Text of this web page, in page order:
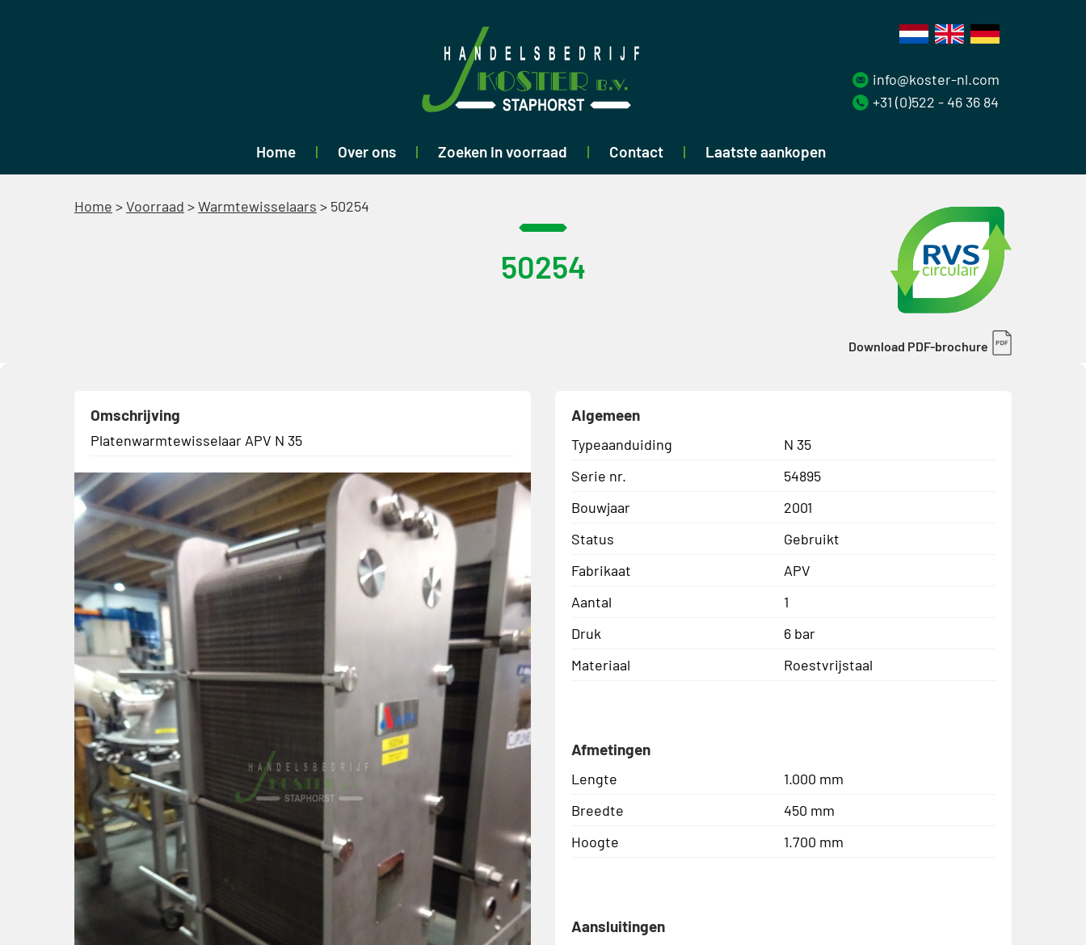
Home Over ons Zoeken in voorraad Contact Laatste aankopen
info@koster-nl.com
+31 (0)522 - 46 36 84
Home >Voorraad >Warmtewisselaars > 50254
50254
Download PDF-brochure
Omschrijving
Platenwarmtewisselaar APV N 35
Algemeen
Typeaanduiding
N 35
Serie nr.
54895
Bouwjaar
2001
Status
Gebruikt
Fabrikaat
APV
Aantal
1
Druk
6 bar
Materiaal
Roestvrijstaal
Afmetingen
Lengte
1.000 mm
Breedte
450 mm
Hoogte
1.700 mm
Aansluitingen